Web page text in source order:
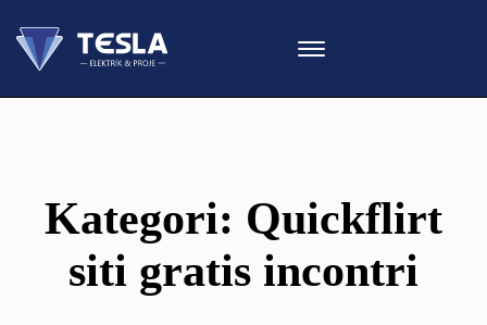
Kategori: Quickflirt
siti gratis incontri